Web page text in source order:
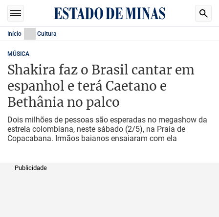
Início Cultura
MÚSICA
Shakira faz o Brasil cantar em
espanhol e terá Caetano e
Bethânia no palco
Dois milhões de pessoas são esperadas no megashow da
estrela colombiana, neste sábado (2/5), na Praia de
Copacabana. Irmãos baianos ensaiaram com ela
Publicidade